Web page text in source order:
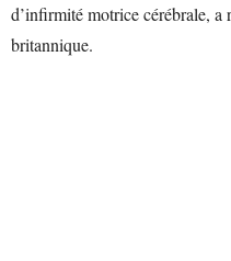
d’infirmité motrice cérébrale, a
britannique.